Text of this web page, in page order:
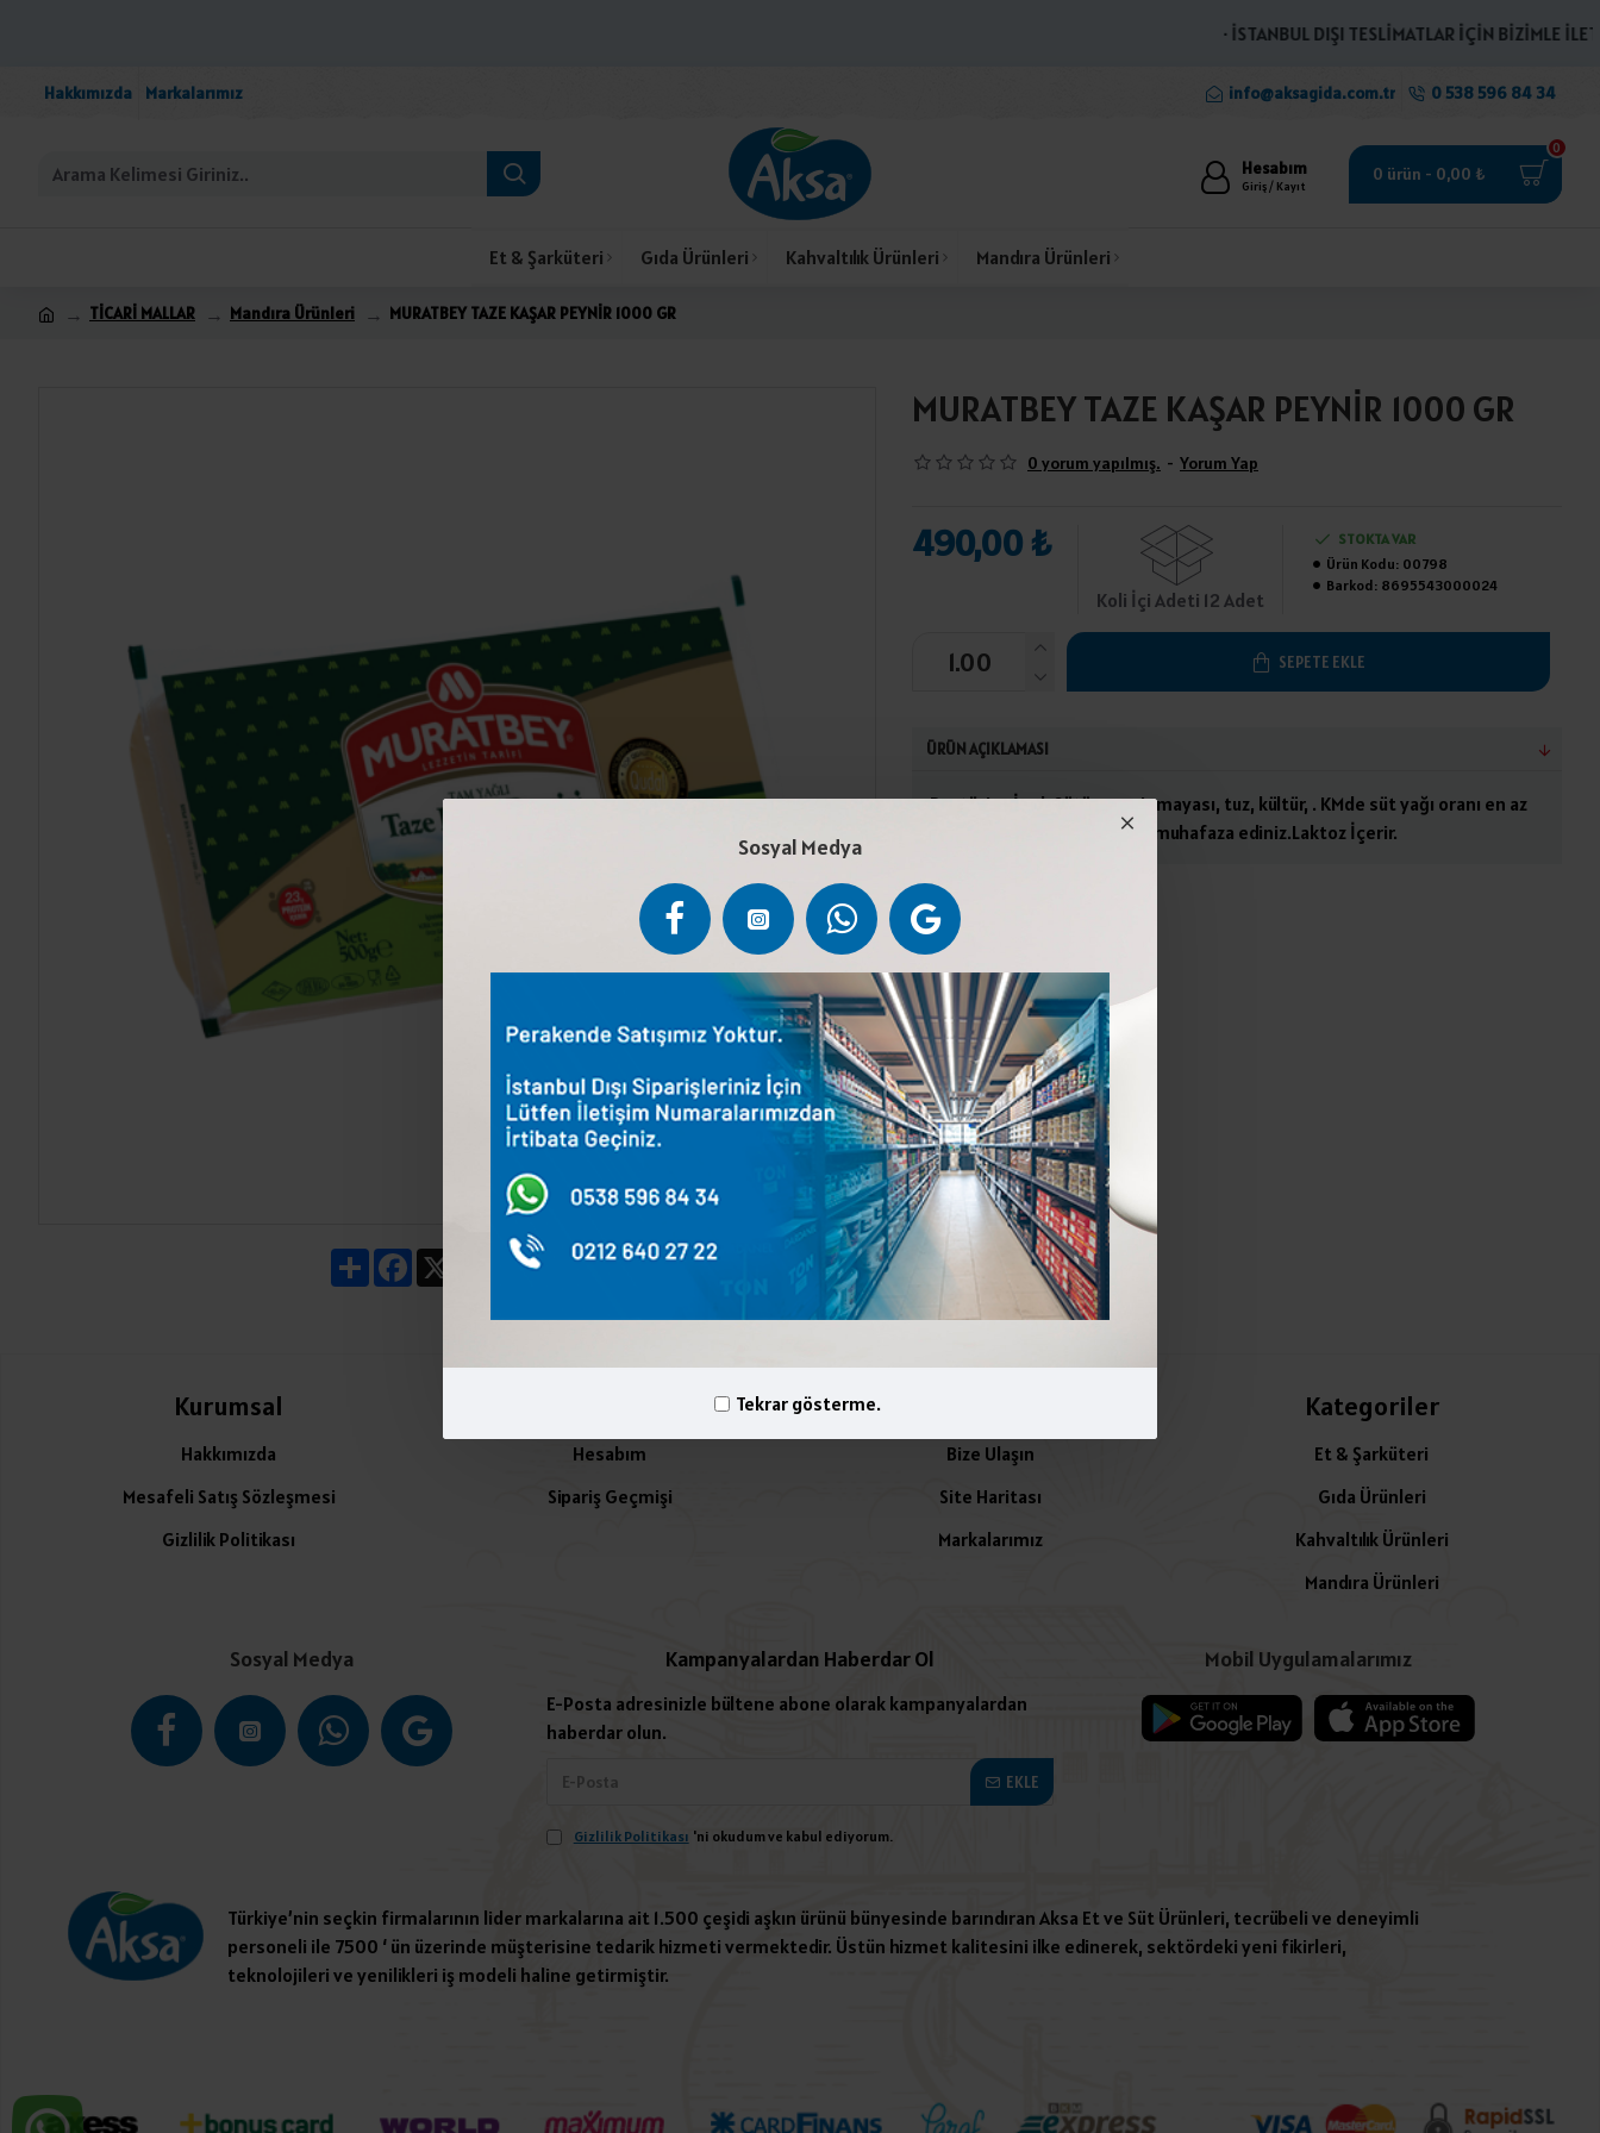
Sosyal Medya
Tekrar gösterme.
· İSTANBUL DIŞI TESLİMATLAR İÇİN BİZİMLE
Hakkımızda Markalarımız info@aksagida.com.tr 0 538 596 84 34
Hesabım
Giriş / Kayıt
0 ürün - 0,00 ₺
0
Et & Şarküteri Gıda Ürünleri Kahvaltılık Ürünleri Mandıra Ürünleri
TİCARİ MALLAR Mandıra Ürünleri MURATBEY TAZE KAŞAR PEYNİR 1000 GR
ShareFacebook Pinterest
WhatsApp
Email
MURATBEY TAZE KAŞAR PEYNİR 1000 GR
0 yorum yapılmış. - Yorum Yap
490,00 ₺
Koli İçi Adeti 12 Adet
STOKTA VAR
Ürün Kodu: 00798
Barkod: 8695543000024
SEPETE EKLE
ÜRÜN AÇIKLAMASI
Pastörize İnek Sütü, peynir mayası, tuz, kültür, . KMde süt yağı oranı en az
%45tir.(+2°C) ile (+4°C) de muhafaza ediniz.Laktoz İçerir.
Kurumsal
Hakkımızda
Mesafeli Satış Sözleşmesi
Gizlilik Politikası
Hesabım
Sipariş Geçmişi
Bize Ulaşın
Site Haritası
Markalarımız
Kategoriler
Et & Şarküteri
Gıda Ürünleri
Kahvaltılık Ürünleri
Mandıra Ürünleri
Sosyal Medya Kampanyalardan Haberdar Ol
E-Posta adresinizle bültene abone olarak kampanyalardan
haberdar olun.
EKLE
Gizlilik Politikası 'ni okudum ve kabul ediyorum.
Mobil Uygulamalarımız
Türkiye’nin seçkin firmalarının lider markalarına ait 1.500 çeşidi aşkın ürünü bünyesinde barındıran Aksa Et ve Süt Ürünleri, tecrübeli ve deneyimli
personeli ile 7500 ‘ ün üzerinde müşterisine tedarik hizmeti vermektedir. Üstün hizmet kalitesini ilke edinerek, sektördeki yeni fikirleri,
teknolojileri ve yenilikleri iş modeli haline getirmiştir.